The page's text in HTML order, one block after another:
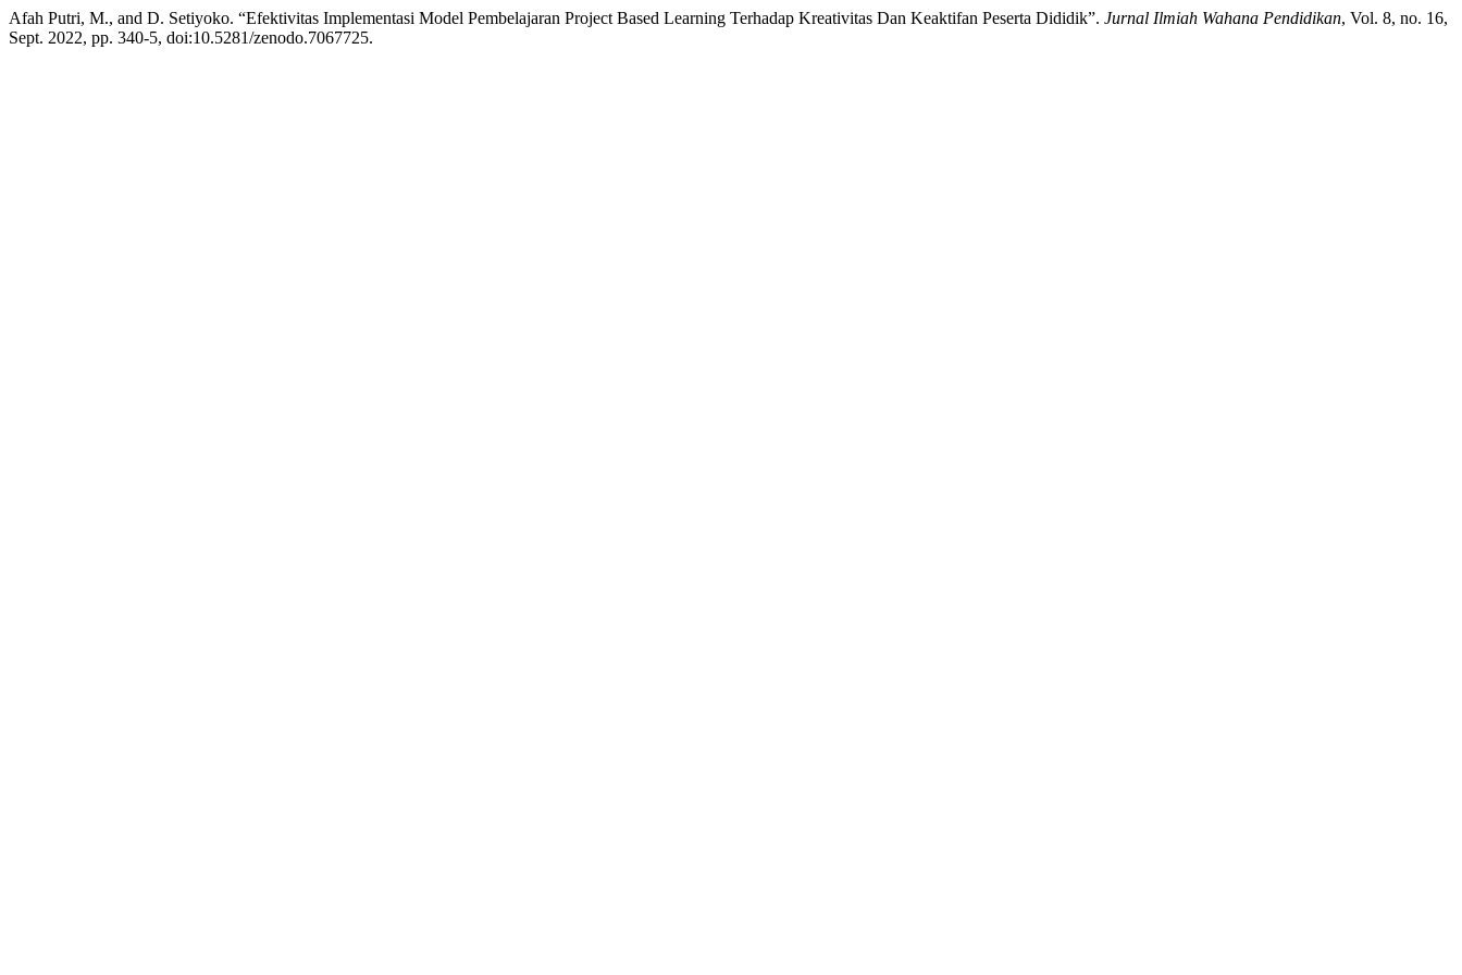
Afah Putri, M., and D. Setiyoko. “Efektivitas Implementasi Model Pembelajaran Project Based Learning Terhadap Kreativitas Dan Keaktifan Peserta Dididik”. Jurnal Ilmiah Wahana Pendidikan, Vol. 8, no. 16,
Sept. 2022, pp. 340-5, doi:10.5281/zenodo.7067725.